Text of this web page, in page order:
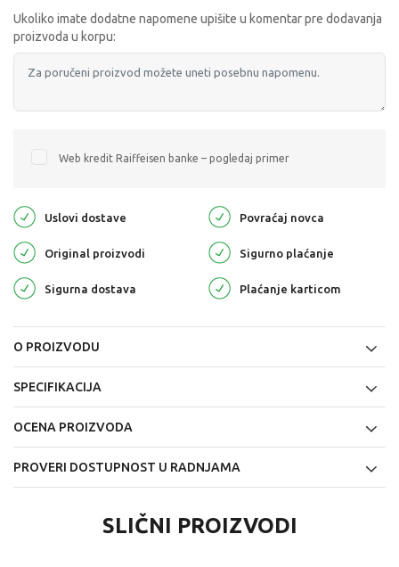
Ukoliko imate dodatne napomene upišite u komentar pre dodavanja
proizvoda u korpu:
Web kredit Raiffeisen banke – pogledaj primer
Uslovi dostave Povraćaj novca
Original proizvodi Sigurno plaćanje
Sigurna dostava Plaćanje karticom
O PROIZVODU
SPECIFIKACIJA
OCENA PROIZVODA
PROVERI DOSTUPNOST U RADNJAMA
SLIČNI PROIZVODI